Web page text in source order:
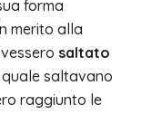
forma
merito alla
saltato
saltavano
raggiunto le